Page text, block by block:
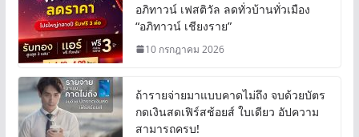
อภิทาวน์ เฟสติวัล ลดทั่วบ้านทั่วเมือง
“อภิทาวน์ เชียงราย”
10 กรกฎาคม 2026
ถ้ารายจ่ายมาแบบคาดไม่ถึง จบด้วยบัตร
กดเงินสดเฟิร์สช้อยส์ ใบเดียว อัปความ
สามารถครบ!